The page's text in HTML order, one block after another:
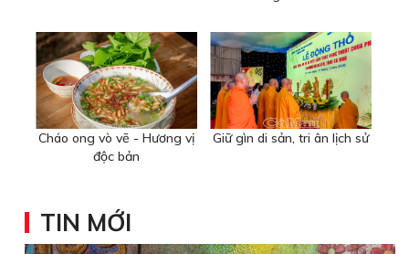
Cháo ong vò vẽ - Hương vị
độc bản
Giữ gìn di sản, tri ân lịch sử
TIN MỚI